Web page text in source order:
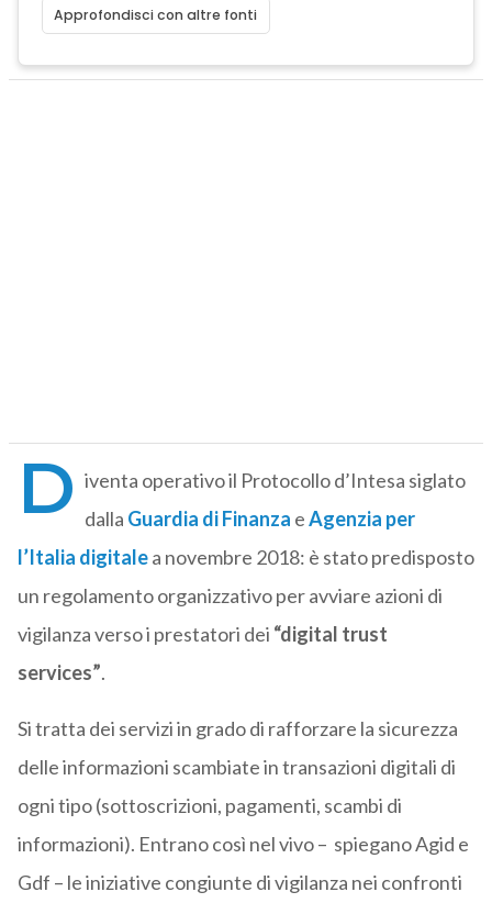
Approfondisci con altre fonti
D iventa operativo il Protocollo d’Intesa siglato
dalla Guardia di Finanza eAgenzia per
l’Italia digitalea novembre 2018: è stato predisposto
un regolamento organizzativo per avviare azioni di
vigilanza verso i prestatori dei “digital trust
services”.
Si tratta dei servizi in grado di rafforzare la sicurezza
delle informazioni scambiate in transazioni digitali di
ogni tipo (sottoscrizioni, pagamenti, scambi di
informazioni). Entrano così nel vivo – spiegano Agid e
Gdf – le iniziative congiunte di vigilanza nei confronti